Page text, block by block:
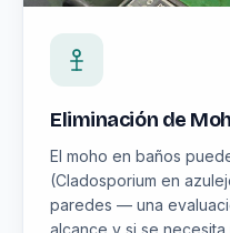
Eliminación de
El moho en baños
(Cladosporium en
paredes — una
alcance y si se